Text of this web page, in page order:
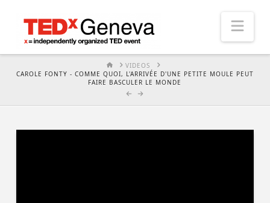
HOMEVIDEOS
CAROLE FONTY - COMME QUOI, L'ARRIVÉE D'UNE PETITE MOULE PEUT
FAIRE BASCULER LE MONDE